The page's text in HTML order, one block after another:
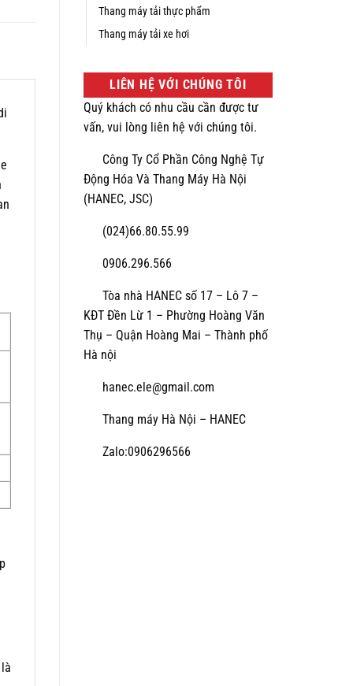
Thang máy tải thực phẩm
Thang máy tải xe hơi
LIÊN HỆ VỚI CHÚNG TÔI
Quý khách có nhu cầu cần được tư
vấn, vui lòng liên hệ với chúng tôi.
Công Ty Cổ Phần Công Nghệ Tự
Động Hóa Và Thang Máy Hà Nội
(HANEC, JSC)
(024)66.80.55.99
0906.296.566
Tòa nhà HANEC số 17 – Lô 7 –
KĐT Đền Lừ 1 – Phường Hoàng Văn
Thụ – Quận Hoàng Mai – Thành phố
Hà nội
hanec.ele@gmail.com
Thang máy Hà Nội – HANEC
Zalo:0906296566